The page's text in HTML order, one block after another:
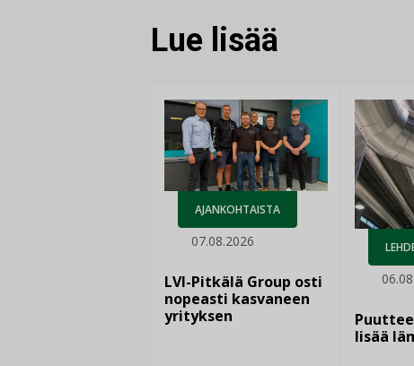
Lue lisää
AJANKOHTAISTA
07.08.2026
LVI-Pitkälä Group osti
nopeasti kasvaneen
yrityksen
lisää